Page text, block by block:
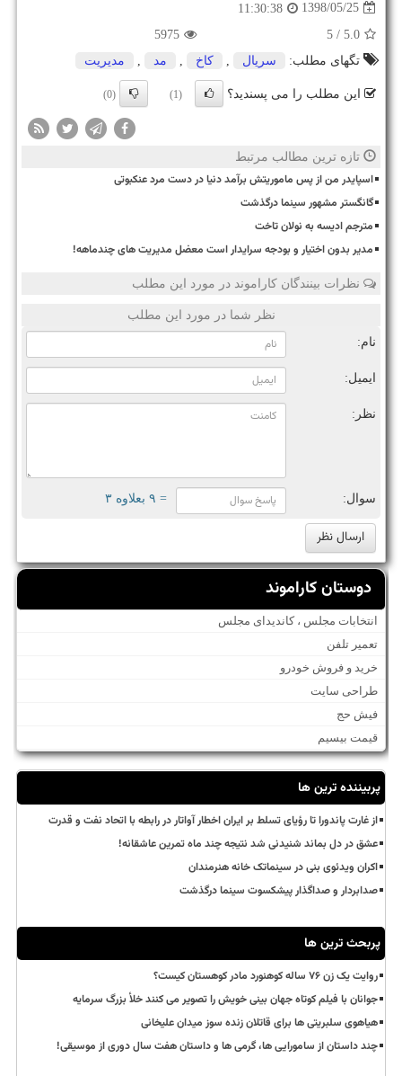
1398/05/25
11:30:38
5.0
/ 5
5975
تگهای مطلب:
سریال , كاخ , مد , مدیریت
این مطلب را می پسندید؟ (1)
(0)
تازه ترین مطالب مرتبط
اسپایدر من از پس ماموریتش برآمد دنیا در دست مرد عنکبوتی
گانگستر مشهور سینما درگذشت
مترجم ادیسه به نولان تاخت
مدیر بدون اختیار و بودجه سرایدار است معضل مدیریت های چندماهه!
نظرات بینندگان کاراموند در مورد این مطلب
نظر شما در مورد این مطلب
نام:
ایمیل:
نظر:
سوال: = ۹ بعلاوه ۳
دوستان کاراموند
انتخابات مجلس ، کاندیدای مجلس
تعمیر تلفن
خرید و فروش خودرو
طراحی سایت
فیش حج
قیمت بیسیم
پربیننده ترین ها
از غارت پاندورا تا رؤیای تسلط بر ایران اخطار آواتار در رابطه با اتحاد نفت و قدرت
عشق در دل بماند شنیدنی شد نتیجه چند ماه تمرین عاشقانه!
اکران ویدئوی بنی در سینماتک خانه هنرمندان
صدابردار و صداگذار پیشکسوت سینما درگذشت
پربحث ترین ها
روایت یک زن ۷۶ ساله کوهنورد مادر کوهستان کیست؟
جوانان با فیلم کوتاه جهان بینی خویش را تصویر می کنند خلأ بزرگ سرمایه
هیاهوی سلبریتی ها برای قاتلان زنده سوز میدان علیخانی
چند داستان از سامورایی ها، گرمی ها و داستان هفت سال دوری از موسیقی!